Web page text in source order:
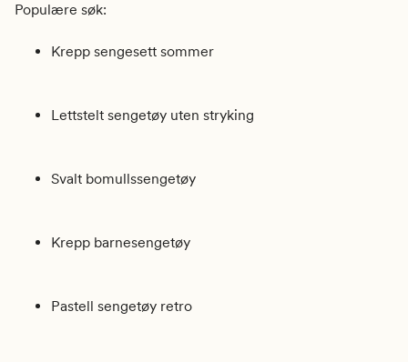
Populære søk:
Krepp sengesett sommer
Lettstelt sengetøy uten stryking
Svalt bomullssengetøy
Krepp barnesengetøy
Pastell sengetøy retro